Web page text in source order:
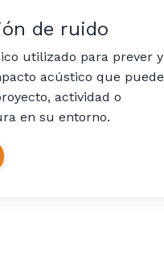
de ruido
utilizado para prever y
acústico que puede
actividad o
en su entorno.